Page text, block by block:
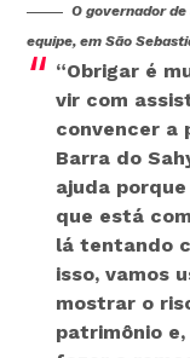
O governador
equipe, em São
“Obrigar é
vir com
convencer a
Barra do
ajuda
que está
lá tentando
isso, vamos
mostrar o
patrimônio